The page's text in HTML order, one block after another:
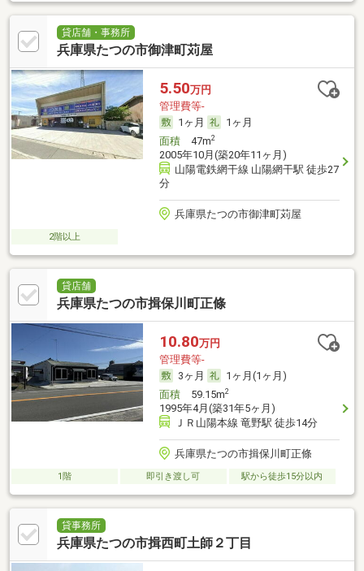
貸店舗・事務所
兵庫県たつの市御津町苅屋
5.50万円
管理費等-
1ヶ月
1ヶ月
面積47m2
2005年10月(築20年11ヶ月)
山陽電鉄網干線 山陽網干駅 徒歩27
分
兵庫県たつの市御津町苅屋
2階以上
貸店舗
兵庫県たつの市揖保川町正條
10.80万円
管理費等-
3ヶ月
1ヶ月(1ヶ月)
面積59.15m2
1995年4月(築31年5ヶ月)
ＪＲ山陽本線 竜野駅 徒歩14分
兵庫県たつの市揖保川町正條
1階 即引き渡し可 駅から徒歩15分以内
貸事務所
兵庫県たつの市揖西町土師２丁目